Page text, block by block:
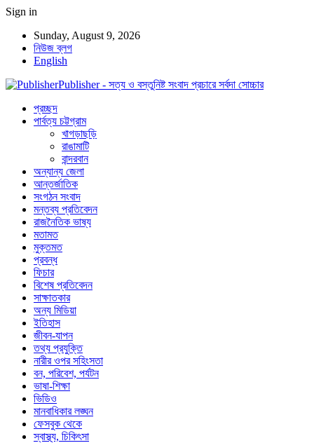
Sign in
Sunday, August 9, 2026
নিউজ ব্লগ
English
Publisher - সত্য ও বস্তুনিষ্ট সংবাদ প্রচারে সর্বদা সোচ্চার
প্রচ্ছদ
পার্বত্য চট্টগ্রাম
খাগড়াছড়ি
রাঙামাটি
বান্দরবান
অন্যান্য জেলা
আন্তর্জাতিক
সংগঠন সংবাদ
মন্তব্য প্রতিবেদন
রাজনৈতিক ভাষ্য
মতামত
মুক্তমত
প্রবন্ধ
ফিচার
বিশেষ প্রতিবেদন
সাক্ষাতকার
অন্য মিডিয়া
ইতিহাস
জীবন-যাপন
তথ্য প্রযুক্তি
নারীর ওপর সহিংসতা
বন, পরিবেশ, পর্যটন
ভাষা-শিক্ষা
ভিডিও
মানবাধিকার লঙ্ঘন
ফেসবুক থেকে
স্বাস্থ্য, চিকিৎসা